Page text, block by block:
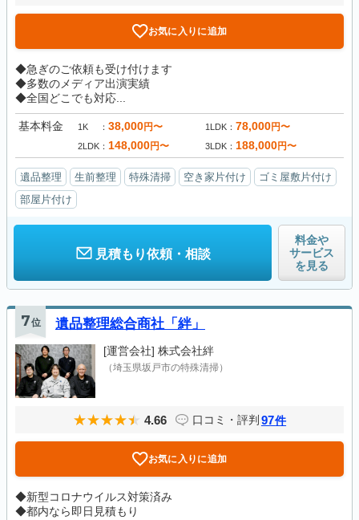
お気に入りに追加
◆急ぎのご依頼も受け付けます
◆多数のメディア出演実績
◆全国どこでも対応...
基本料金 1K 38,000円〜 1LDK 78,000円〜
2LDK 148,000円〜 3LDK 188,000円〜
遺品整理 生前整理 特殊清掃 空き家片付け
ゴミ屋敷片付け
部屋片付け
見積もり依頼・相談
料金や
サービス
を見る
7位 遺品整理総合商社「絆」
[運営会社] 株式会社絆
（埼玉県坂戸市の特殊清掃）
4.66 口コミ・評判 97件
お気に入りに追加
◆新型コロナウイルス対策済み
◆都内なら即日見積もり